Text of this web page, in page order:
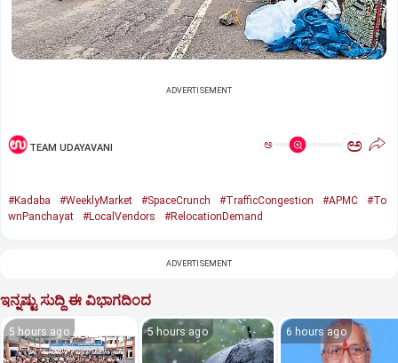
ADVERTISEMENT
TEAM UDAYAVANI ಅ ಅ
#Kadaba #WeeklyMarket #SpaceCrunch #TrafficCongestion #APMC
#To
wnPanchayat
#LocalVendors #RelocationDemand
ADVERTISEMENT
ಇನ್ನಷ್ಟು ಸುದ್ದಿ ಈ ವಿಭಾಗದಿಂದ
5 hours ago 5 hours ago 6 hours ago